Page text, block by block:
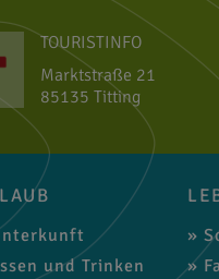
TOURISTINFO
Marktstraße 21
85135 Titting
und Trinken